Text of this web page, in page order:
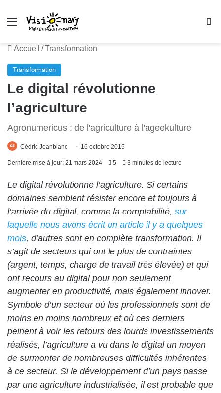
Menu
Accueil /Transformation
Transformation
Le digital révolutionne
l’agriculture
Agronumericus : de l'agriculture à l'ageekulture
Cédric Jeanblanc 16 octobre 2015
Dernière mise à jour: 21 mars 2024 5 3 minutes de lecture
Le digital révolutionne l’agriculture. Si certains
domaines semblent résister encore et toujours à
l’arrivée du digital, comme la comptabilité, sur
laquelle nous avons écrit un article il y a quelques
mois, d’autres sont en complète transformation. Il
s’agit de secteurs qui ont le plus de contraintes
(argent, temps, charge de travail très élevée) et qui
ont recours au digital pour non seulement
augmenter en productivité, mais également innover.
Symbole d’un secteur où les professionnels sont de
moins en moins nombreux et où ces derniers
peinent à voir les retours des lourds investissements
réalisés, l’agriculture a vu dans le digital un moyen
de surmonter de nombreuses difficultés inhérentes
à ce secteur. Si le développement d’un pays passe
par une agriculture industrialisée, il est probable que